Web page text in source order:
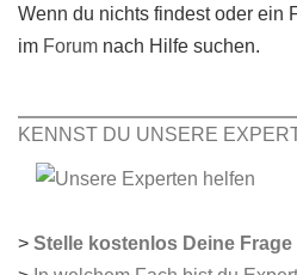
Wenn du nichts findest oder ein
im Forum nach Hilfe suchen.
KENNST DU UNSERE
> Stelle kostenlos Deine Frage